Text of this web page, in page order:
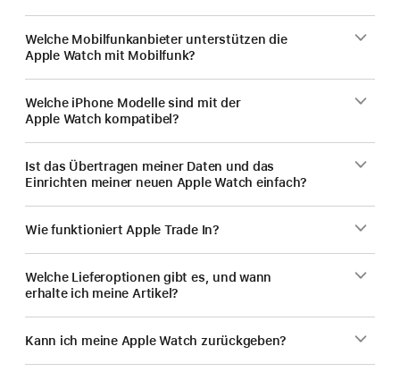
Welche Mobilfunk­anbieter unterstützen die
Apple Watch mit Mobilfunk?
Welche iPhone Modelle sind mit der
Apple Watch kompatibel?
Ist das Übertragen meiner Daten und das
Einrichten meiner neuen Apple Watch einfach?
Wie funktioniert Apple Trade In?
Welche Lieferoptionen gibt es, und wann
erhalte ich meine Artikel?
Kann ich meine Apple Watch zurückgeben?